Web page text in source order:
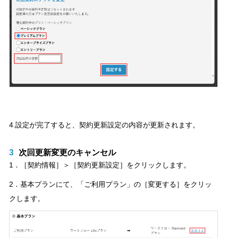
4.設定が完了すると、契約更新設定の内容が更新されます。
3 次回更新変更のキャンセル
1．［契約情報］＞［契約更新設定］をクリックします。
2．基本プランにて、「ご利用プラン」の［変更する］をクリッ
クします。